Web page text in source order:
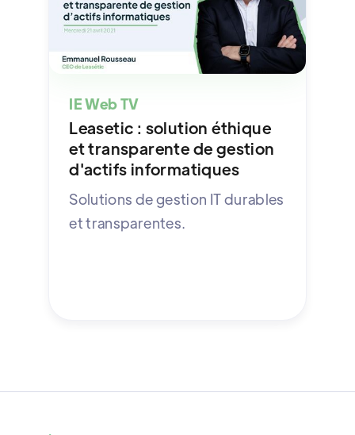
IE Web TV
Leasetic : solution éthique
et transparente de gestion
d'actifs informatiques
Solutions de gestion IT durables
et transparentes.